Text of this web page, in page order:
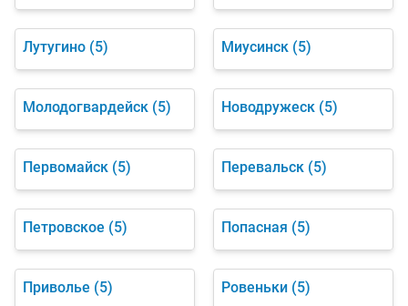
Лутугино (5) Миусинск (5)
Молодогвардейск (5) Новодружеск (5)
Первомайск (5) Перевальск (5)
Петровское (5) Попасная (5)
Приволье (5) Ровеньки (5)